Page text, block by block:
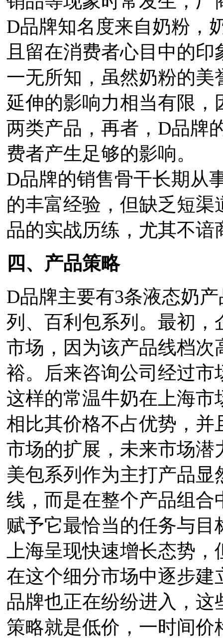
D品牌知名度来自奶粉，
且留在消费者心目中的
一无所知，虽然奶粉的
延伸的影响力相当有限
两类产品，再者，D品牌
费者产生足够的影响。
D品牌的销售骨干长期从
的丰富经验，但缺乏短渠
品的实战历练，尤其不
四、产品策略
D品牌主要有3条液态奶
列、百利包系列。最初
市场，因为该产品线档
裕。后来咨询公司经过
这样的常温牛奶在上海
相比其价格不占优势，
市场的扩展，未来市场
美包系列作为主打产品
线，而是在整个产品组
赋予它最恰当的任务与
上海呈现快速增长态势
在这个细分市场中逐步
品牌也正在纷纷进入，
策略就是低价，一时间